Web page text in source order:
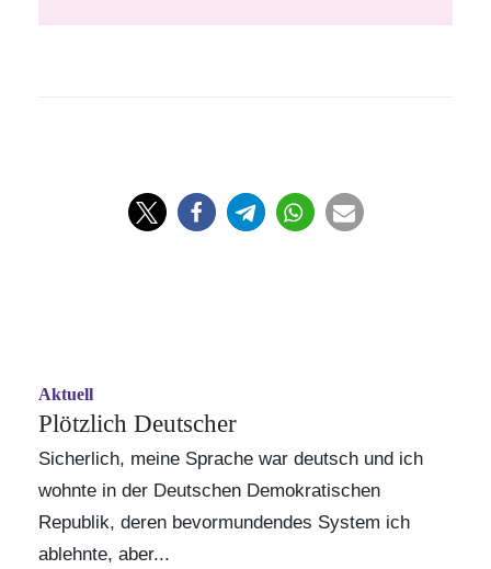
Aktuell
Plötzlich Deutscher
Sicherlich, meine Sprache war deutsch und ich
wohnte in der Deutschen Demokratischen
Republik, deren bevormundendes System ich
ablehnte, aber...